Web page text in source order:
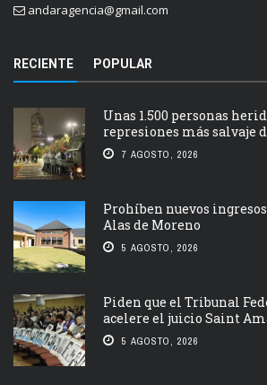
andaragencia@gmail.com
RECIENTE POPULAR
Unas 1.500 personas
represiones más
7 AGOSTO, 2026
Prohíben nuevos
Alas de Moreno
5 AGOSTO, 2026
Piden que el Tribunal
acelere el juicio Saint
5 AGOSTO, 2026